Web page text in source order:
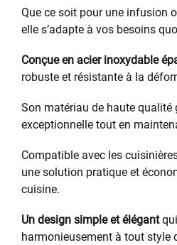
Que ce soit pour une infusion
elle s’adapte à vos besoins
Conçue en acier inoxydable
robuste et résistante à la
Son matériau de haute
exceptionnelle tout en
Compatible avec les
une solution pratique et
cuisine.
Un design simple et élégantqui
harmonieusement à tout style